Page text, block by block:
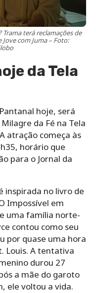
terá reclamações de
com Juma – Foto:
da Tela
hoje, será
da Fé na Tela
atração começa às
horário que
para o Jornal da
inspirada no livro de
Impossível em
uma família norte-
contou como seu
por quase uma hora
Louis. A tentativa
durou 27
a mãe do garoto
ele voltou a vida.